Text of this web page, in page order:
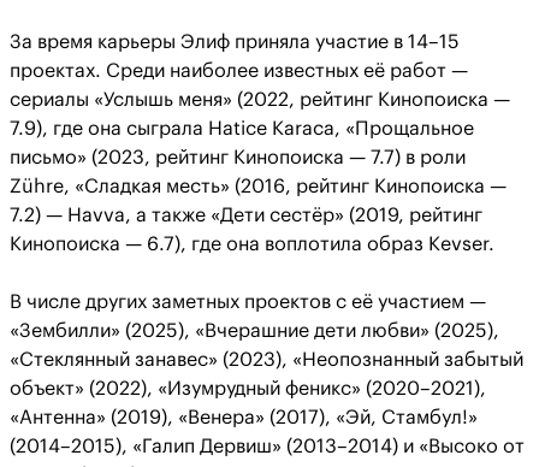
За время карьеры Элиф приняла участие в 14–15
проектах. Среди наиболее известных её работ —
сериалы «Услышь меня» (2022, рейтинг Кинопоиска —
7.9), где она сыграла Hatice Karaca, «Прощальное
письмо» (2023, рейтинг Кинопоиска — 7.7) в роли
Zühre, «Сладкая месть» (2016, рейтинг Кинопоиска —
7.2) — Havva, а также «Дети сестёр» (2019, рейтинг
Кинопоиска — 6.7), где она воплотила образ Kevser.
В числе других заметных проектов с её участием —
«Зембилли» (2025), «Вчерашние дети любви» (2025),
«Стеклянный занавес» (2023), «Неопознанный забытый
объект» (2022), «Изумрудный феникс» (2020–2021),
«Антенна» (2019), «Венера» (2017), «Эй, Стамбул!»
(2014–2015), «Галип Дервиш» (2013–2014) и «Высоко от